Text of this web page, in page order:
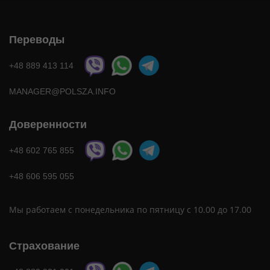
Переводы
+48 889 413 114
MANAGER@POLSZA.INFO
Доверенности
+48 602 765 855
+48 606 595 055
Мы работаем с понедельника по пятницу с 10.00 до 17.00
Страхование